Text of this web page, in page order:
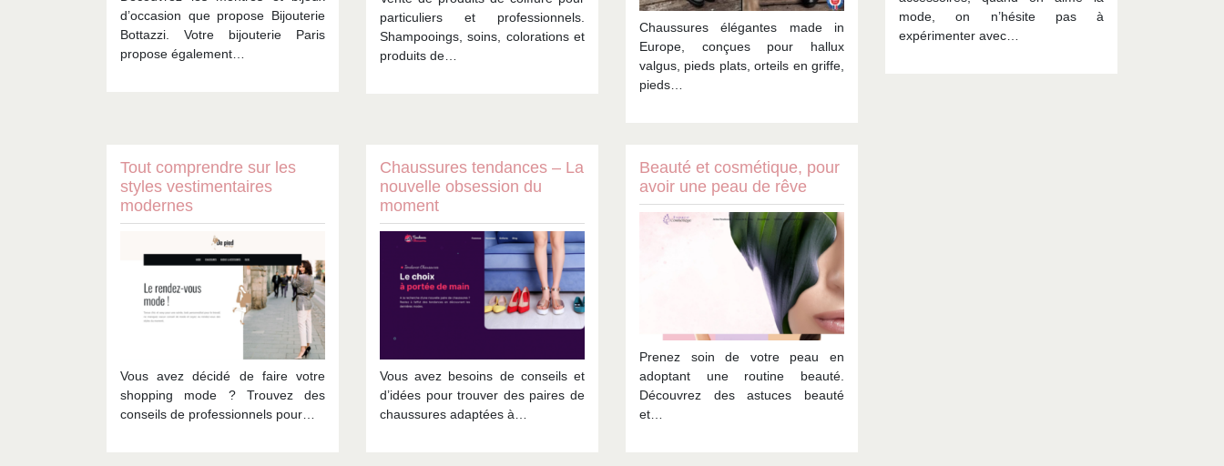
d’occasion que propose Bijouterie
Bottazzi. Votre bijouterie Paris
propose également…
particuliers et professionnels.
Shampooings, soins, colorations et
produits de…
Chaussures élégantes made in
Europe, conçues pour hallux
valgus, pieds plats, orteils en griffe,
pieds…
mode, on n’hésite pas à
expérimenter avec…
Tout comprendre sur les
styles vestimentaires
modernes
Vous avez décidé de faire votre
shopping mode ? Trouvez des
conseils de professionnels pour…
Chaussures tendances – La
nouvelle obsession du
moment
Vous avez besoins de conseils et
d’idées pour trouver des paires de
chaussures adaptées à…
Beauté et cosmétique, pour
avoir une peau de rêve
Prenez soin de votre peau en
adoptant une routine beauté.
Découvrez des astuces beauté
et…